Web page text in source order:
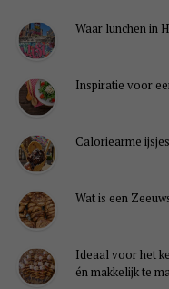
Waar lunchen in
Inspiratie voor
Caloriearme
Wat is een
Ideaal voor het
én makkelijk te